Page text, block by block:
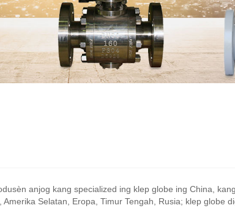
anjog kang specialized ing klep globe ing China,
Selatan, Eropa, Timur Tengah, Rusia; klep globe